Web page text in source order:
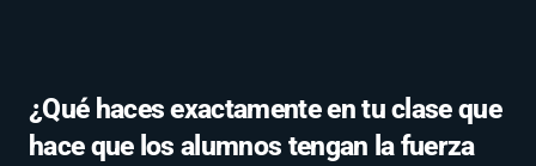
¿Qué haces exactamente en tu clase que
hace que los alumnos tengan la fuerza